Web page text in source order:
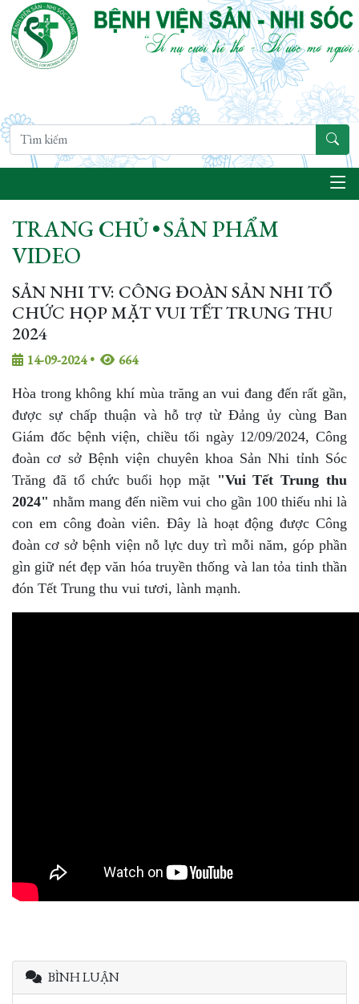
TRANG CHỦ•SẢN PHẨM
VIDEO
SẢN NHI TV: CÔNG ĐOÀN SẢN NHI TỔ
CHỨC HỌP MẶT VUI TẾT TRUNG THU
2024
14-09-2024 • 664
Hòa trong không khí mùa trăng an vui đang đến rất gần,
được sự chấp thuận và hỗ trợ từ Đảng ủy cùng Ban
Giám đốc bệnh viện, chiều tối ngày 12/09/2024, Công
đoàn cơ sở Bệnh viện chuyên khoa Sản Nhi tỉnh Sóc
Trăng đã tổ chức buổi họp mặt "Vui Tết Trung thu
2024" nhằm mang đến niềm vui cho gần 100 thiếu nhi là
con em công đoàn viên. Đây là hoạt động được Công
đoàn cơ sở bệnh viện nỗ lực duy trì mỗi năm, góp phần
gìn giữ nét đẹp văn hóa truyền thống và lan tỏa tinh thần
đón Tết Trung thu vui tươi, lành mạnh.
BÌNH LUẬN